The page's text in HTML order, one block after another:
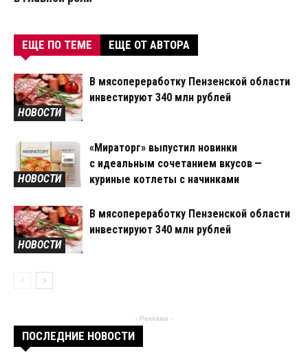
ЕЩЕ ПО ТЕМЕ ЕЩЕ ОТ АВТОРА
НОВОСТИ
В мясопереработку Пензенской области
инвестируют 340 млн рублей
НОВОСТИ
«Мираторг» выпустил новинки
с идеальным сочетанием вкусов —
куриные котлеты с начинками
НОВОСТИ
В мясопереработку Пензенской области
инвестируют 340 млн рублей
- Реклама -
ПОСЛЕДНИЕ НОВОСТИ